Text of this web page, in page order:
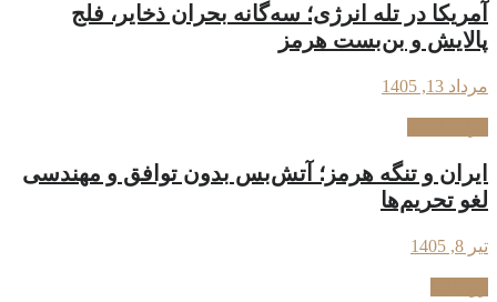
آمریکا در تله انرژی؛ سه‌گانه بحران ذخایر، فلج
پالایش و بن‌بست هرمز
مرداد 13, 1405
ایران و تنگه هرمز؛ آتش‌بس بدون توافق و مهندسی
لغو تحریم‌ها
تیر 8, 1405